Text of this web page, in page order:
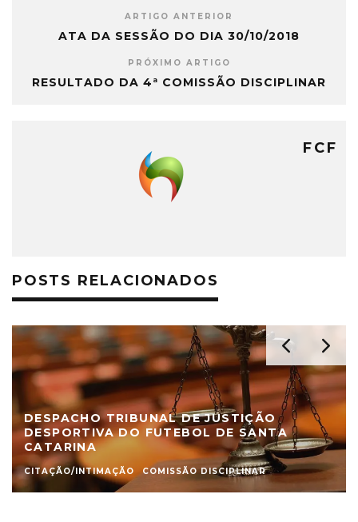
ARTIGO ANTERIOR
ATA DA SESSÃO DO DIA 30/10/2018
PRÓXIMO ARTIGO
RESULTADO DA 4ª COMISSÃO DISCIPLINAR
FCF
POSTS RELACIONADOS
DESPACHO TRIBUNAL DE JUSTIÇÃO
DESPORTIVA DO FUTEBOL DE SANTA
CATARINA
CITAÇÃO/INTIMAÇÃO COMISSÃO DISCIPLINAR